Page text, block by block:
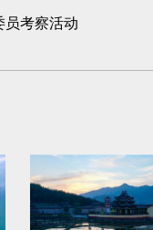
员考察活动